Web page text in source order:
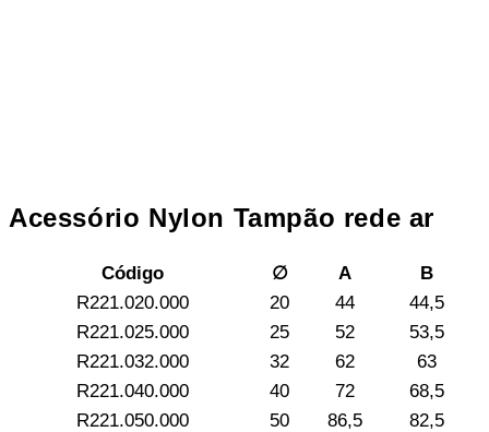
Acessório Nylon Tampão rede ar
Código ∅ A
B
R221.020.000
20 44
44,5
R221.025.000
25 52
53,5
R221.032.000
32 62
63
R221.040.000
40 72
68,5
R221.050.000
50 86,5
82,5